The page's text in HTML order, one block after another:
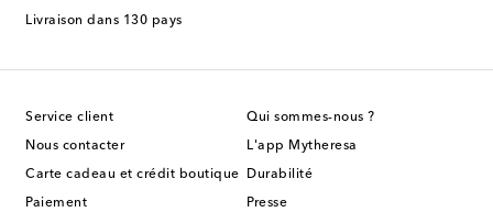
Livraison dans 130 pays
Service client
Nous contacter
Carte cadeau et crédit boutique
Paiement
Qui sommes-nous ?
L'app Mytheresa
Durabilité
Presse